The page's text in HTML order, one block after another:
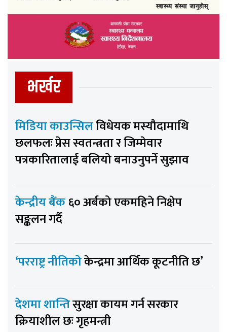
भर्खर
मिडिया काउन्सिलविधेयक मस्यौदामाथि
छलफलः प्रेस स्वतन्त्रता र जिम्मेवार
पत्रकारितालाई बलियो बनाउनुपर्ने सुझाव
केन्द्रीय बैंक६० अर्बको एकमहिने निक्षेप
सङ्कलन गर्दै
‘परराष्ट्र नीतिकोकेन्द्रमा आर्थिक कूटनीति छ’
देशमा शान्तिसुरक्षा कायम गर्न सरकार
क्रियाशील छः गृहमन्त्री